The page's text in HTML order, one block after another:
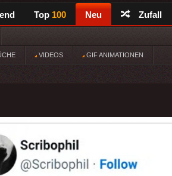
Top 100 Neu Zufall
VIDEOS GIF ANIMATIONEN